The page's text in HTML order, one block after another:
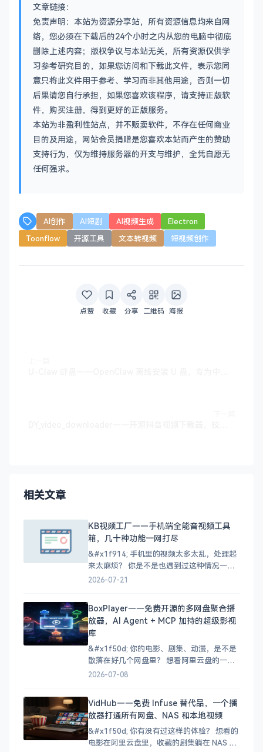
文章链接：
免责声明：本站为资源分享站，所有资源信息均来自网
络，您必须在下载后的24个小时之内从您的电脑中彻底
删除上述内容；版权争议与本站无关，所有资源仅供学
习参考研究目的，如果您访问和下载此文件，表示您同
意只将此文件用于参考、学习而非其他用途，否则一切
后果请您自行承担，如果您喜欢该程序，请支持正版软
件，购买注册，得到更好的正版服务。
本站为非盈利性站点，并不贩卖软件，不存在任何商业
目的及用途，网站会员捐赠是您喜欢本站而产生的赞助
支持行为，仅为维持服务器的开支与维护，全凭自愿无
任何强求。
AI创作 AI短剧 AI视频生成
Electron
Toonflow
开源工具 文本转视频 短视频创作
点赞 收藏 分享 二维码 海报
相关文章
KB视频工厂——手机端全能音视频工具
箱，几十种功能一网打尽
&#x1f914; 手机里的视频太多太乱，处理起
来太麻烦？ 你是不是也遇到过这种情况——
手机里存了一堆视频，想转个格式找不到合
合并成MP4？ 想剪辑个视频，手机上装了好
几个APP，一个只负责转换、一个只负责压
缩、一个只
2026-07-21
BoxPlayer——免费开源的多网盘聚合播
放器，AI Agent + MCP 加持的超级影视
库
&#x1f50d; 你的电影、剧集、动漫，是不是
散落在好几个网盘里？ 想看阿里云盘的一部
电影，又想起百度网盘中存了几部电视剧，
哪了。 这种「资源四处散落」的痛苦，相信
不少影视爱好者都经历过。今天五哥要给大
家介绍的
2026-07-08
VidHub——免费 Infuse 替代品，一个播
放器打通所有网盘、NAS 和本地视频
&#x1f50d; 你有没有过这样的体验？ 想看的
电影在阿里云盘里，收藏的剧集躺在 NAS 手